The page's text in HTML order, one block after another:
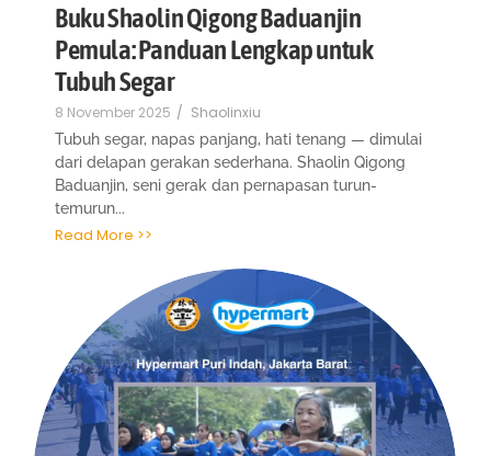
Buku Shaolin Qigong Baduanjin
Pemula: Panduan Lengkap untuk
Tubuh Segar
8 November 2025 / Shaolinxiu
Tubuh segar, napas panjang, hati tenang — dimulai
dari delapan gerakan sederhana. Shaolin Qigong
Baduanjin, seni gerak dan pernapasan turun-
temurun...
Read More >>